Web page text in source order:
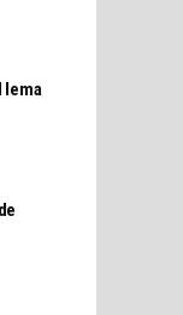
lema